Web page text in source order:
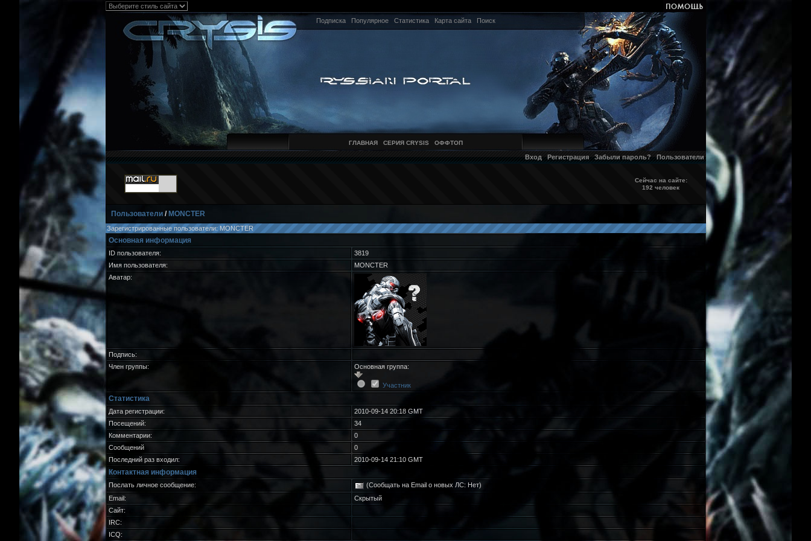
Подписка Популярное Статистика Карта сайта Поиск
ГЛАВНАЯ СЕРИЯ CRYSIS ОФФТОП
Вход Регистрация Забыли пароль? Пользователи
Сейчас на сайте:
192 человек
Пользователи/ MONCTER
Зарегистрированные пользователи: MONCTER
Основная информация
ID пользователя:
3819
Имя пользователя:
MONCTER
Аватар:
Подпись:
Член группы:
Основная группа:
Участник
Статистика
Дата регистрации:
2010-09-14 20:18 GMT
Посещений:
34
Комментарии:
0
Сообщений
0
Последний раз входил:
2010-09-14 21:10 GMT
Контактная информация
Послать личное сообщение:
(Сообщать на Email о новых ЛС: Нет)
Email:
Скрытый
Сайт:
IRC:
ICQ: